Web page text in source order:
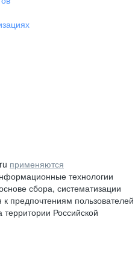
применяются
технологии
сбора, систематизации
предпочтениям пользователей
Российской